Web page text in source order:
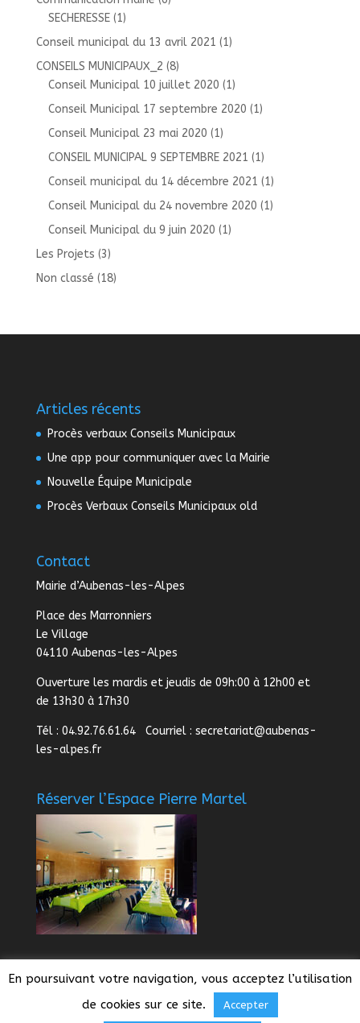
SECHERESSE(1)
Conseil municipal du 13 avril 2021 (1)
CONSEILS MUNICIPAUX_2 (8)
Conseil Municipal 10 juillet 2020 (1)
Conseil Municipal 17 septembre 2020 (1)
Conseil Municipal 23 mai 2020 (1)
CONSEIL MUNICIPAL 9 SEPTEMBRE 2021 (1)
Conseil municipal du 14 décembre 2021 (1)
Conseil Municipal du 24 novembre 2020 (1)
Conseil Municipal du 9 juin 2020 (1)
Les Projets (3)
Non classé (18)
Articles récents
Procès verbaux Conseils Municipaux
Une app pour communiquer avec la Mairie
Nouvelle Équipe Municipale
Procès Verbaux Conseils Municipaux old
Contact
Mairie d’Aubenas-les-Alpes
Place des Marronniers
Le Village
04110 Aubenas-les-Alpes
Ouverture les mardis et jeudis de 09h:00 à 12h00 et
de 13h30 à 17h30
Tél : 04.92.76.61.64 Courriel : secretariat@aubenas-
les-alpes.fr
Réserver l’Espace Pierre Martel
En poursuivant votre navigation, vous acceptez l’utilisation
de cookies sur ce site.
Accepter